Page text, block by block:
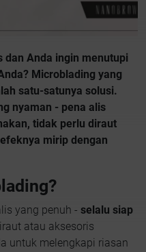
dan Anda ingin menutupi
Microblading yang
satu-satunya solusi.
nyaman - pena alis
tidak perlu diraut
mirip dengan
yang penuh - selalu siap
atau aksesoris
untuk melengkapi riasan